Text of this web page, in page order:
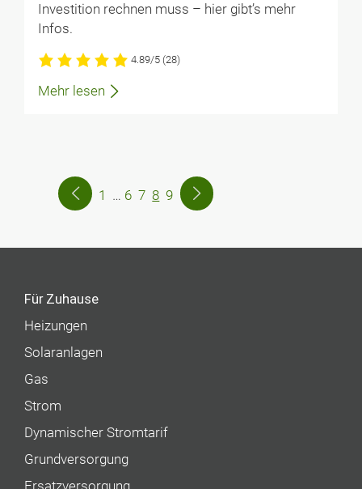
Investition rechnen muss – hier gibt’s mehr
Infos.
4.89/5 (28)
Mehr lesen
1 … 6 7 8 9
Für Zuhause
Heizungen
Solaranlagen
Gas
Strom
Dynamischer Stromtarif
Grundversorgung